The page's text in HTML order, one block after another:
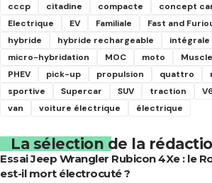
cccp
citadine compacte concept
Electrique
EV Familiale Fast and
hybride
hybride rechargeable intégrale
micro-hybridation
MOC moto
PHEV
pick-up propulsion quattro
sportive
Supercar SUV traction
van
voiture électrique électrique
La sélection de la
Essai Jeep Wrangler Rubicon 4Xe : le
est-il mort électrocuté ?